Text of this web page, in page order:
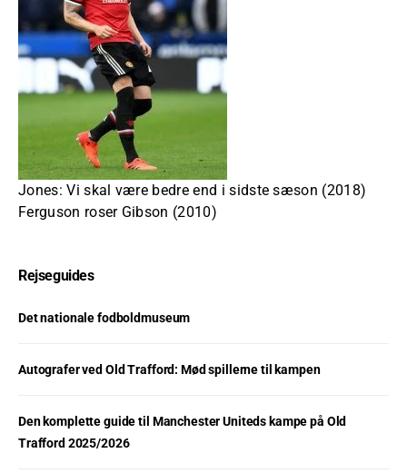
Jones: Vi skal være bedre end i sidste sæson (2018)
Ferguson roser Gibson (2010)
Rejseguides
Det nationale fodboldmuseum
Autografer ved Old Trafford: Mød spillerne til kampen
Den komplette guide til Manchester Uniteds kampe på Old
Trafford 2025/2026